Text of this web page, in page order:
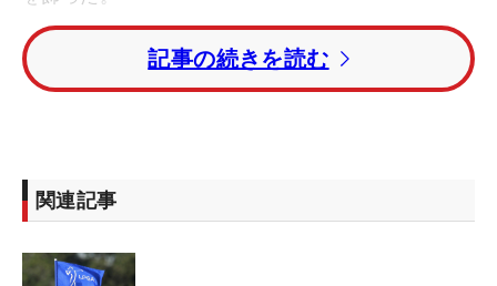
山下は2001年8月2日生まれ。前日に24歳の誕生日
を迎えたばかりだった。類いまれなるショット力を
いた。そんな山下が、全英制覇に至るまでの軌跡を
振り返る。
■2020-21年
記事の続きを読む
関連記事